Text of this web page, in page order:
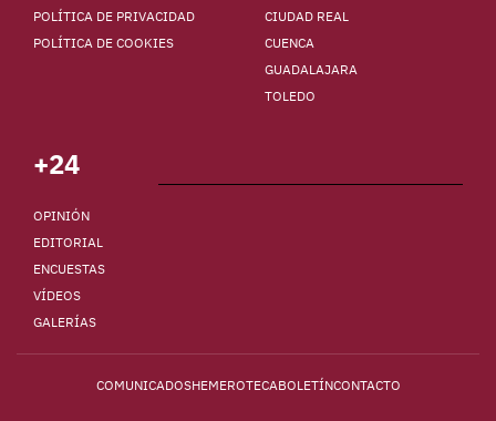
POLÍTICA DE PRIVACIDAD
POLÍTICA DE COOKIES
CIUDAD REAL
CUENCA
GUADALAJARA
TOLEDO
+24
OPINIÓN
EDITORIAL
ENCUESTAS
VÍDEOS
GALERÍAS
COMUNICADOSHEMEROTECABOLETÍNCONTACTO